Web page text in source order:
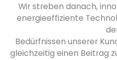
Wir streben danach,
energieeffiziente
Bedürfnissen unserer
gleichzeitig einen Beitrag